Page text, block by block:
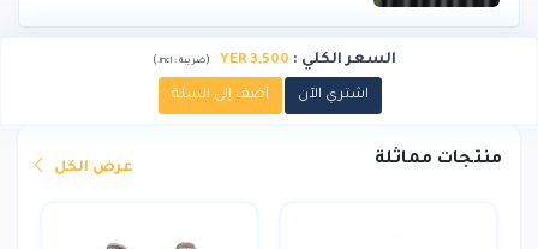
السعر الكلي :
YER 3,500
(ضريبة :incl.
)
اشتري الآن أضف إلى السلة
منتجات مماثلة عرض الكل